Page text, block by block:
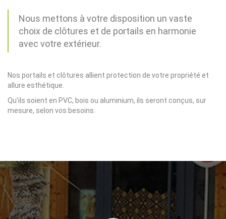
Nous mettons à votre disposition un vaste
choix de clôtures et de portails en harmonie
avec votre extérieur.
Nos portails et clôtures allient protection de votre propriété et
allure esthétique.
Qu’ils soient en PVC, bois ou aluminium, ils seront conçus, sur
mesure, selon vos besoins.